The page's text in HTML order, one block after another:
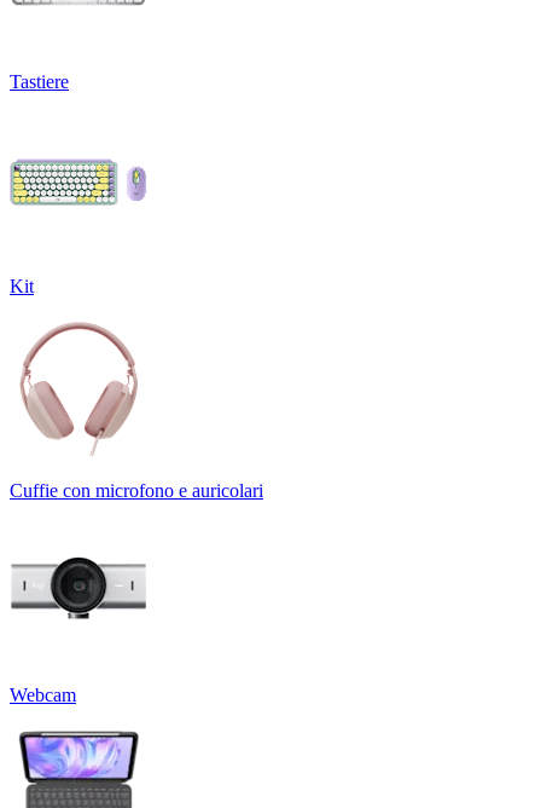
Tastiere
Kit
Cuffie con microfono e auricolari
Webcam